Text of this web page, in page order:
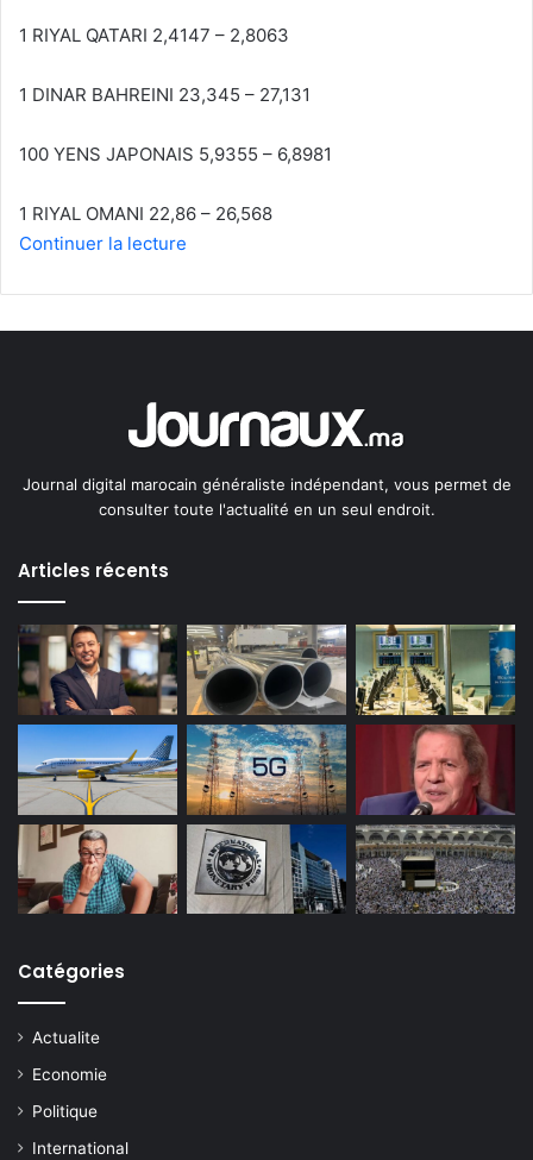
1 RIYAL QATARI 2,4147 – 2,8063
1 DINAR BAHREINI 23,345 – 27,131
100 YENS JAPONAIS 5,9355 – 6,8981
1 RIYAL OMANI 22,86 – 26,568
Continuer la lecture
Journal digital marocain généraliste indépendant, vous permet de
consulter toute l'actualité en un seul endroit.
Articles récents
Catégories
Actualite
Economie
Politique
International